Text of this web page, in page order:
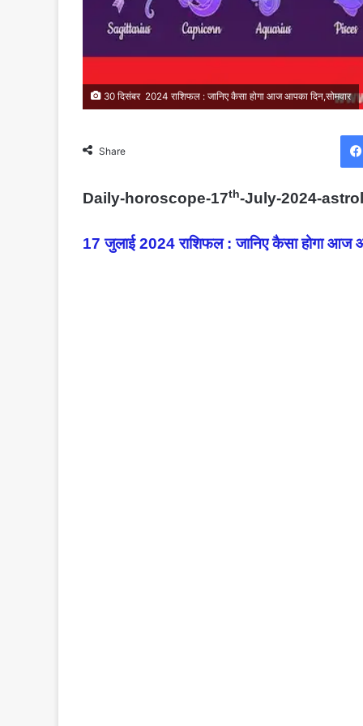
30 दिसंबर 2024 राशिफल : जानिए कैसा होगा आज आपका दिन,सोमवार
Share
Daily-horoscope-17th-July-2024-
17 जुलाई 2024 राशिफल : जानिए कैसा होगा आज